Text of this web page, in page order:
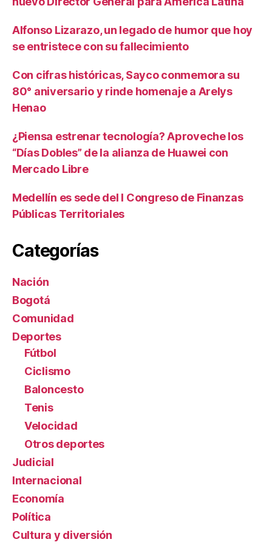
Alfonso Lizarazo, un legado de humor que hoy
se entristece con su fallecimiento
Con cifras históricas, Sayco conmemora su
80° aniversario y rinde homenaje a Arelys
Henao
¿Piensa estrenar tecnología? Aproveche los
“Días Dobles” de la alianza de Huawei con
Mercado Libre
Medellín es sede del I Congreso de Finanzas
Públicas Territoriales
Categorías
Nación
Bogotá
Comunidad
Deportes
Fútbol
Ciclismo
Baloncesto
Tenis
Velocidad
Otros deportes
Judicial
Internacional
Economía
Política
Cultura y diversión